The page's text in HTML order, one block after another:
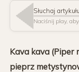
Słuchaj artykułu
Naciśnij play,
Kava kava (Piper
pieprz